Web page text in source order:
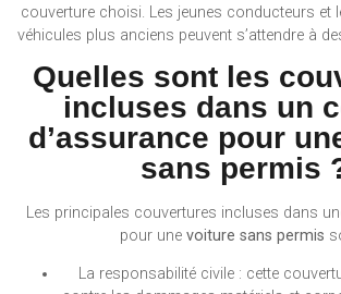
couverture choisi. Les jeunes conducteurs et
véhicules plus anciens peuvent s’attendre à
Quelles sont les
incluses dans un
d’assurance pour
sans permis
Les principales couvertures incluses dans
pour une voiture sans permis
La responsabilité civile : cette